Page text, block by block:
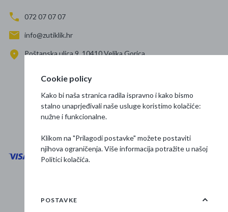
072 07 07 07
info@zutiklik.hr
Poštanska ulica 9, 10410 Velika Gorica
Prati nas
Osnovne informacije
Cookie policy
Kako bi naša stranica radila ispravno i kako bismo
stalno unaprjeđivali naše usluge koristimo kolačiće:
nužne i funkcionalne.
Klikom na "Prilagodi postavke" možete postaviti
njihova ograničenja. Više informacija potražite u našoj
Politici kolačića.
POSTAVKE